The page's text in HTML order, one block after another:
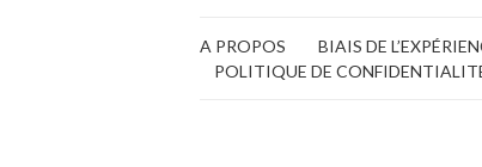
A PROPOS BIAIS DE
POLITIQUE DE